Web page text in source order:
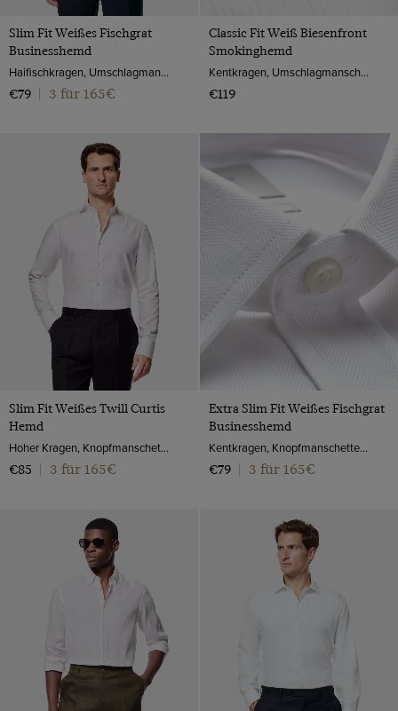
Slim Fit Weißes Fischgrat
Businesshemd
Haifischkragen, Umschlagmanschette, 2-ply 100s Baumwolle
€79
3 für 165€
Classic Fit Weiß Biesenfront
Smokinghemd
Kentkragen, Umschlagmanschette, 2-ply 100s Baumwolle
€119
Slim Fit Weißes Twill Curtis
Hemd
Hoher Kragen, Knopfmanschette, Baumwolle
€85
3 für 165€
Extra Slim Fit Weißes Fischgrat
Businesshemd
Kentkragen, Knopfmanschette, 2-ply 100s Baumwolle
€79
3 für 165€